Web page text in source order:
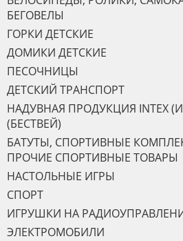
БЕГОВЕЛЫ
ГОРКИ ДЕТСКИЕ
ДОМИКИ ДЕТСКИЕ
ПЕСОЧНИЦЫ
ДЕТСКИЙ ТРАНСПОРТ
НАДУВНАЯ ПРОДУКЦИЯ INTEX
(БЕСТВЕЙ)
БАТУТЫ, СПОРТИВНЫЕ
ПРОЧИЕ СПОРТИВНЫЕ ТОВАРЫ
НАСТОЛЬНЫЕ ИГРЫ
СПОРТ
ИГРУШКИ НА
ЭЛЕКТРОМОБИЛИ